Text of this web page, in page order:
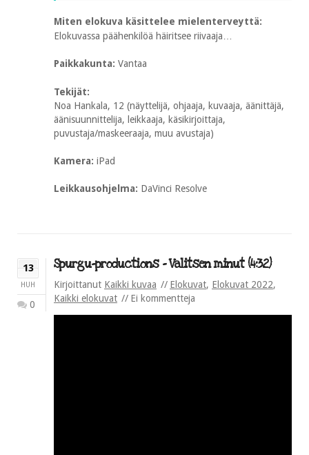
Miten elokuva käsittelee mielenterveyttä:
Elokuvassa päähenkilöä häiritsee riivaaja…
Paikkakunta: Vantaa
Tekijät:
Noa Hankala, 12 (näyttelijä, ohjaaja, kuvaaja, äänittäjä,
äänisuunnittelija, leikkaaja, käsikirjoittaja,
puvustaja/maskeeraaja, muu avustaja)
Kamera: iPad
Leikkausohjelma: DaVinci Resolve
13
HUH
0
Spurgu-productions – Valitsen minut (4:32)
Kirjoittanut Kaikki kuvaa Elokuvat, Elokuvat 2022,
Kaikki elokuvat
Ei kommentteja